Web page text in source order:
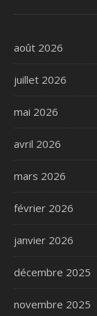
août 2026
juillet 2026
mai 2026
avril 2026
mars 2026
février 2026
janvier 2026
décembre 2025
novembre 2025